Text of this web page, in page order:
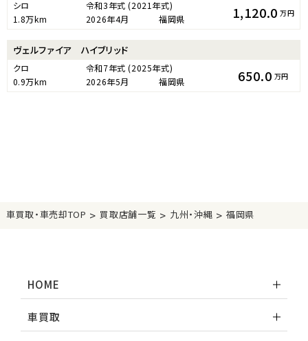
シロ 令和3年式 (2021年式)
1.8万km
2026年4月 福岡県 1,120.0 万円
ヴェルファイア ハイブリッド
クロ 令和7年式 (2025年式)
0.9万km
2026年5月 福岡県 650.0 万円
車買取・車売却TOP > 買取店舗一覧 > 九州・沖縄 > 福岡県
HOME
車買取